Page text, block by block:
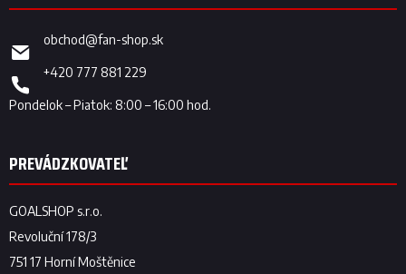
obchod@fan-shop.sk
+420 777 881 229